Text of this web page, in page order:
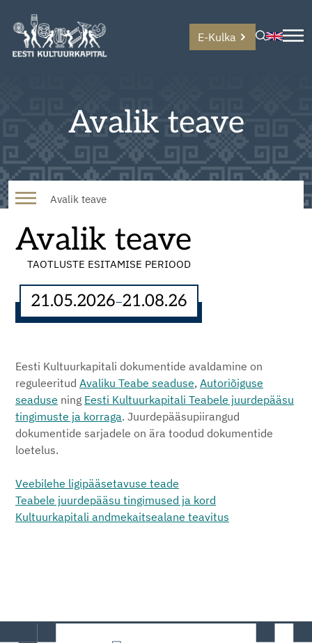
E-Kulka
Avalik teave
Avalik teave
Avalik teave
TAOTLUSTE ESITAMISE PERIOOD
21.05.2026–21.08.26
Eesti Kultuurkapitali dokumentide avaldamine on
reguleeritud Avaliku Teabe seaduse, Autoriõiguse
seaduse ning Eesti Kultuurkapitali Teabele juurdepääsu
tingimuste ja korraga. Juurdepääsupiirangud
dokumentide sarjadele on ära toodud dokumentide
loetelus.
Veebilehe ligipääsetavuse teade
Teabele juurdepääsu tingimused ja kord
Kultuurkapitali andmekaitsealane teavitus